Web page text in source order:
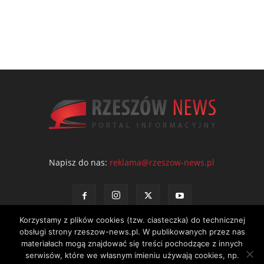
Napisz do nas: reklama@rzeszow-news.pl
Kontakt Polityka prywatności Regulamin portalu
Korzystamy z plików cookies (tzw. ciasteczka) do technicznej
obsługi strony rzeszow-news.pl. W publikowanych przez nas
materiałach mogą znajdować się treści pochodzące z innych
serwisów, które we własnym imieniu używają cookies, np.